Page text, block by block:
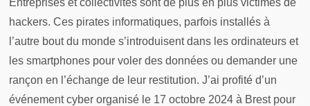
Entreprises et collectivités sont de plus en plus victimes de
hackers. Ces pirates informatiques, parfois installés à
l’autre bout du monde s’introduisent dans les ordinateurs et
les smartphones pour voler des données ou demander une
rançon en l’échange de leur restitution. J’ai profité d’un
événement cyber organisé le 17 octobre 2024 à Brest pour